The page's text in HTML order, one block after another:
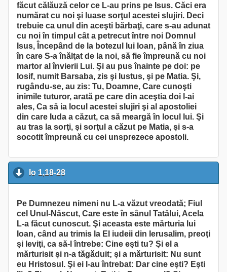
făcut călăuză celor ce L-au prins pe Isus. Căci era
numărat cu noi şi luase sorţul acestei slujiri. Deci
trebuie ca unul din aceşti bărbaţi, care s-au adunat
cu noi în timpul cât a petrecut între noi Domnul
Isus, Începând de la botezul lui Ioan, până în ziua
în care S-a înălţat de la noi, să fie împreună cu noi
martor al învierii Lui. Şi au pus înainte pe doi: pe
Iosif, numit Barsaba, zis şi Iustus, şi pe Matia. Şi,
rugându-se, au zis: Tu, Doamne, Care cunoşti
inimile tuturor, arată pe care din aceştia doi l-ai
ales, Ca să ia locul acestei slujiri şi al apostoliei
din care Iuda a căzut, ca să meargă în locul lui. Şi
au tras la sorţi, şi sorţul a căzut pe Matia, şi s-a
socotit împreună cu cei unsprezece apostoli.
Io 1,18-28
Pe Dumnezeu nimeni nu L-a văzut vreodată; Fiul
cel Unul-Născut, Care este în sânul Tatălui, Acela
L-a făcut cunoscut. Şi aceasta este mărturia lui
Ioan, când au trimis la El iudeii din Ierusalim, preoţi
şi leviţi, ca să-l întrebe: Cine eşti tu? Şi el a
mărturisit şi n-a tăgăduit; şi a mărturisit: Nu sunt
eu Hristosul. Şi ei l-au întrebat: Dar cine eşti? Eşti